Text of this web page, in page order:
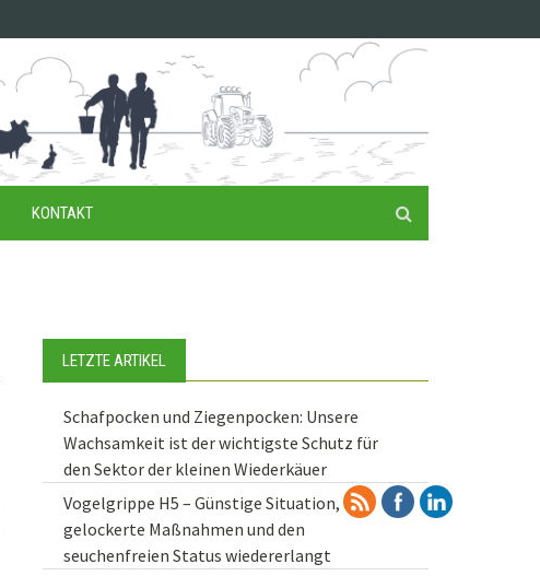
KONTAKT
LETZTE ARTIKEL
Schafpocken und Ziegenpocken: Unsere
Wachsamkeit ist der wichtigste Schutz für
den Sektor der kleinen Wiederkäuer
Vogelgrippe H5 – Günstige Situation,
gelockerte Maßnahmen und den
seuchenfreien Status wiedererlangt